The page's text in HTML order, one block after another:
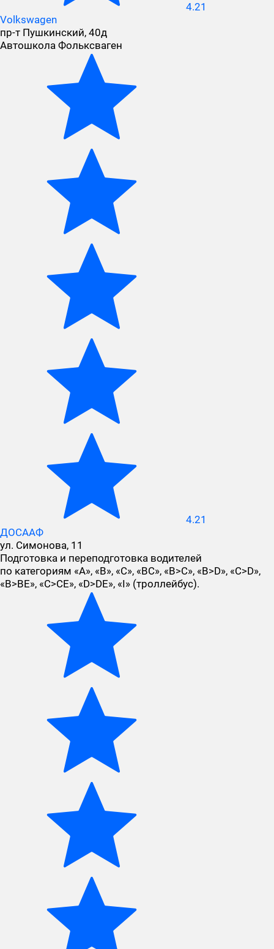
4.21
Volkswagen
пр-т Пушкинский, 40д
Автошкола Фольксваген
4.21
ДОСААФ
ул. Симонова, 11
Подготовка и переподготовка водителей
по категориям «A», «B», «C», «BC», «B>C», «B>D», «C>D»,
«B>BE», «C>CE», «D>DE», «I» (троллейбус).